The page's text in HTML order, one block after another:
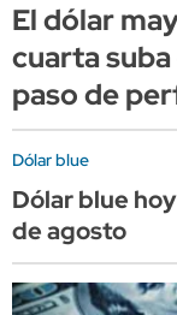
El dólar
cuarta
paso de
Dólar blue
Dólar blue
de agosto